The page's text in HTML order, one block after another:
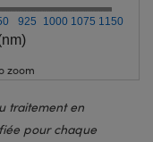
925 1000 1075 1150
zoom
traitement en
pour chaque